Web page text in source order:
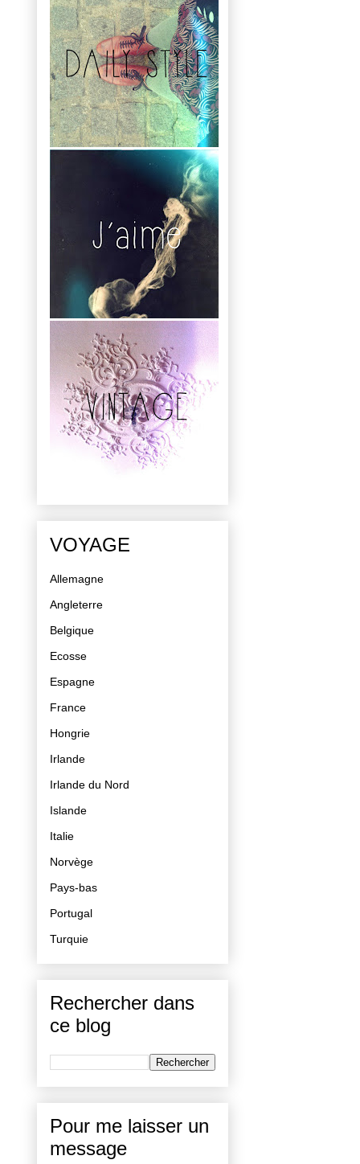
VOYAGE
Allemagne
Angleterre
Belgique
Ecosse
Espagne
France
Hongrie
Irlande
Irlande du Nord
Islande
Italie
Norvège
Pays-bas
Portugal
Turquie
Rechercher dans
ce blog
Pour me laisser un
message